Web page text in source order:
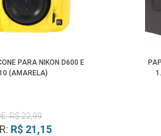
PARA NIKON D600 E
(AMARELA)
R$ 22,99
R$ 21,15